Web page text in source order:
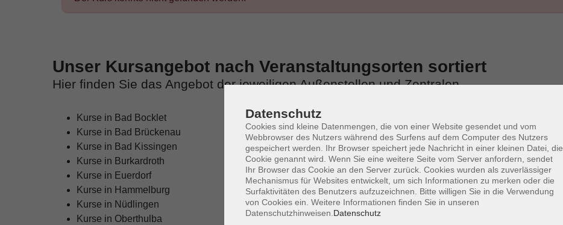
Unser Kursangebot nach Veranstaltungsorten sortiert
Hier finden Sie das Angebot der jeweiligen Außenstellen und Zentralen
Kurse in Bad Bocklet
Kurse in Bad Brückenau
Kurse in Bad Kissingen
Kurse in Burkardroth
Kurse in Euerdorf
Kurse in Hammelburg
Kurse in Nüdlingen
Kurse in Oberthulba
Datenschutz
Cookies sind kleine Datenmengen, die von einer Website gesendet und vom
Webbrowser des Nutzers während des Surfens auf dem Computer des Nutzers
gespeichert werden. Ihr Browser speichert jede Nachricht in einer kleinen Datei, die
Cookie genannt wird. Wenn Sie eine weitere Seite vom Server anfordern, sendet
Ihr Browser das Cookie an den Server zurück. Cookies wurden als zuverlässiger
Mechanismus für Websites entwickelt, um sich Informationen zu merken oder die
Surfaktivitäten des Benutzers aufzuzeichnen. Bitte willigen Sie in die Verwendung
von Cookies ein. Weitere Informationen finden Sie in unseren
Datenschutzhinweisen. Datenschutz